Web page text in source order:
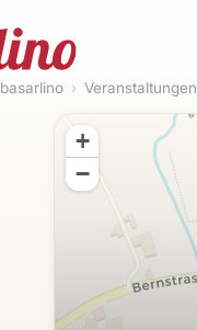
basarlino › Veranstaltungen
+
−